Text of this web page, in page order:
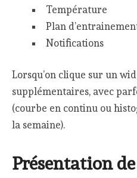
Température
Plan
Notifications
Lorsqu’on clique sur un
supplémentaires, avec
(courbe en continu ou
la semaine).
Présentation